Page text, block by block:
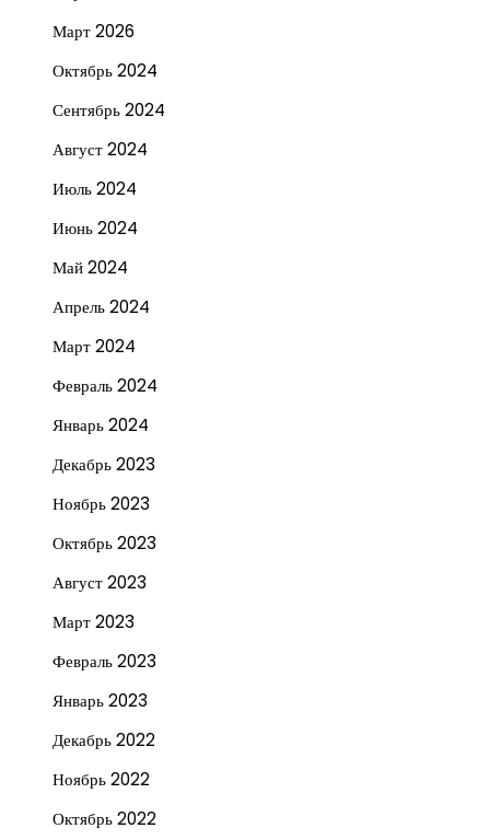
Март 2026
Октябрь 2024
Сентябрь 2024
Август 2024
Июль 2024
Июнь 2024
Май 2024
Апрель 2024
Март 2024
Февраль 2024
Январь 2024
Декабрь 2023
Ноябрь 2023
Октябрь 2023
Август 2023
Март 2023
Февраль 2023
Январь 2023
Декабрь 2022
Ноябрь 2022
Октябрь 2022